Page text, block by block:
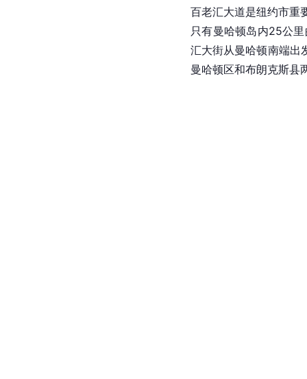
百老汇大道是纽约市重
只有曼哈顿岛内25公
汇大街从曼哈顿南端出
曼哈顿区和布朗克斯县